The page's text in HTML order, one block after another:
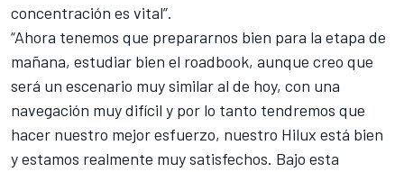
concentración es vital”.
“Ahora tenemos que prepararnos bien para la etapa de
mañana, estudiar bien el roadbook, aunque creo que
será un escenario muy similar al de hoy, con una
navegación muy difícil y por lo tanto tendremos que
hacer nuestro mejor esfuerzo, nuestro Hilux está bien
y estamos realmente muy satisfechos. Bajo esta